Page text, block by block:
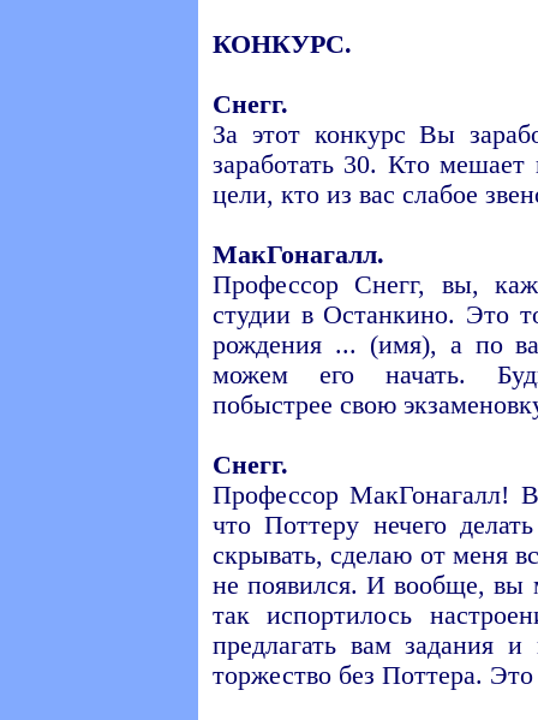
КОНКУРС.
Снегг.
За этот конкурс Вы
заработать 30. Кто мешает
цели, кто из вас слабое
МакГонагалл.
Профессор Снегг, вы,
студии в Останкино. Это
рождения ... (имя), а по
можем его начать.
побыстрее свою
Снегг.
Профессор МакГонагалл!
что Поттеру нечего
скрывать, сделаю от меня
не появился. И вообще, вы
так испортилось
предлагать вам задания
торжество без Поттера.